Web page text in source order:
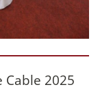
Cable 2025